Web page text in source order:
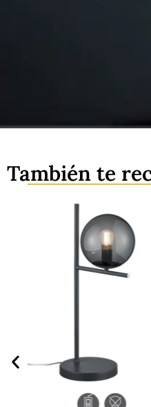
También te